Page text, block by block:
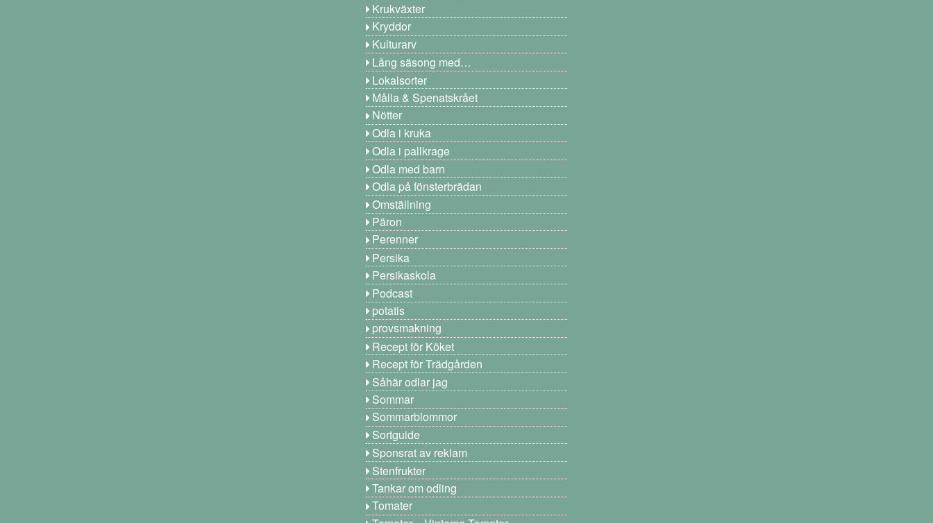
Krukväxter
Kryddor
Kulturarv
Lång säsong med…
Lokalsorter
Målla & Spenatskrået
Nötter
Odla i kruka
Odla i pallkrage
Odla med barn
Odla på fönsterbrädan
Omställning
Päron
Perenner
Persika
Persikaskola
Podcast
potatis
provsmakning
Recept för Köket
Recept för Trädgården
Såhär odlar jag
Sommar
Sommarblommor
Sortguide
Sponsrat av reklam
Stenfrukter
Tankar om odling
Tomater